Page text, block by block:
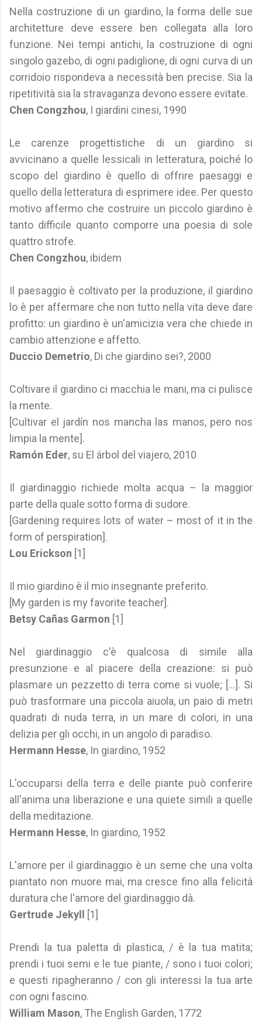
Nella costruzione di un giardino, la forma delle sue
architetture deve essere ben collegata alla loro
funzione. Nei tempi antichi, la costruzione di ogni
singolo gazebo, di ogni padiglione, di ogni curva di un
corridoio rispondeva a necessità ben precise. Sia la
ripetitività sia la stravaganza devono essere evitate.
Chen Congzhou, I giardini cinesi, 1990
Le carenze progettistiche di un giardino si
avvicinano a quelle lessicali in letteratura, poiché lo
scopo del giardino è quello di offrire paesaggi e
quello della letteratura di esprimere idee. Per questo
motivo affermo che costruire un piccolo giardino è
tanto difficile quanto comporre una poesia di sole
quattro strofe.
Chen Congzhou, ibidem
Il paesaggio è coltivato per la produzione, il giardino
lo è per affermare che non tutto nella vita deve dare
profitto: un giardino è un'amicizia vera che chiede in
cambio attenzione e affetto.
Duccio Demetrio, Di che giardino sei?, 2000
Coltivare il giardino ci macchia le mani, ma ci pulisce
la mente.
[Cultivar el jardín nos mancha las manos, pero nos
limpia la mente].
Ramón Eder, su El árbol del viajero, 2010
Il giardinaggio richiede molta acqua – la maggior
parte della quale sotto forma di sudore.
[Gardening requires lots of water – most of it in the
form of perspiration].
Lou Erickson [1]
Il mio giardino è il mio insegnante preferito.
[My garden is my favorite teacher].
Betsy Cañas Garmon [1]
Nel giardinaggio c'è qualcosa di simile alla
presunzione e al piacere della creazione: si può
plasmare un pezzetto di terra come si vuole; […]. Si
può trasformare una piccola aiuola, un paio di metri
quadrati di nuda terra, in un mare di colori, in una
delizia per gli occhi, in un angolo di paradiso.
Hermann Hesse, In giardino, 1952
L'occuparsi della terra e delle piante può conferire
all'anima una liberazione e una quiete simili a quelle
della meditazione.
Hermann Hesse, In giardino, 1952
L'amore per il giardinaggio è un seme che una volta
piantato non muore mai, ma cresce fino alla felicità
duratura che l'amore del giardinaggio dà.
Gertrude Jekyll
[1]
Prendi la tua paletta di plastica, / è la tua matita;
prendi i tuoi semi e le tue piante, / sono i tuoi colori;
e questi ripagheranno / con gli interessi la tua arte
con ogni fascino.
William Mason, The English Garden, 1772